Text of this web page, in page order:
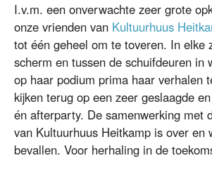
I.v.m. een onverwachte zeer grote
onze vrienden van Kultuurhuus
tot één geheel om te toveren. In elke
scherm en tussen de schuifdeuren in
op haar podium prima haar verhalen
kijken terug op een zeer geslaagde
én afterparty. De samenwerking met
van Kultuurhuus Heitkamp is over en
bevallen. Voor herhaling in de